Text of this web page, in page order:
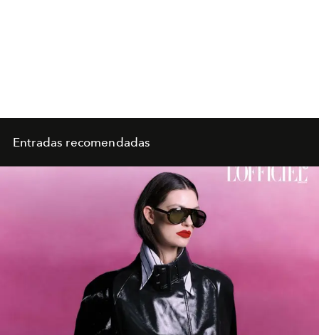
Entradas recomendadas